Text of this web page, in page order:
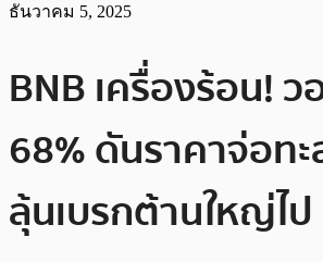
ธันวาคม 5, 2025
BNB เครื่องร้อน!
68% ดันราคาจ่อท
ลุ้นเบรกต้านใหญ่ไ